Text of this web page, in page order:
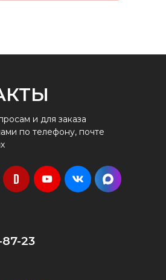
87-23
и для заказа
по телефону, почте